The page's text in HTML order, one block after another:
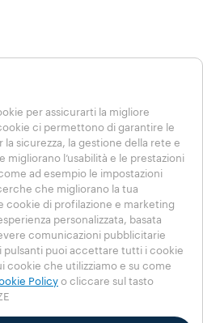
per assicurarti la migliore
ci permettono di garantire le
sicurezza, la gestione della rete e
migliorano l’usabilità e le prestazioni
ad esempio le impostazioni
che migliorano la tua
cookie di profilazione e marketing
personalizzata, basata
comunicazioni pubblicitarie
pulsanti puoi accettare tutti i cookie
cookie che utilizziamo e su come
Policy o cliccare sul tasto